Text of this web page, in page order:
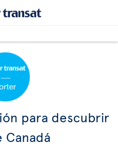
para descubrir
Canadá